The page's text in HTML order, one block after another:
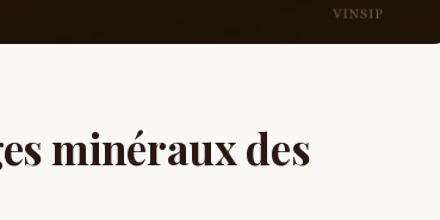
minéraux des